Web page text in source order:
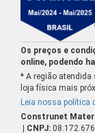
Os preços e
online, podendo
* A região
loja física mais
Leia nossa política
Construnet
| CNPJ: